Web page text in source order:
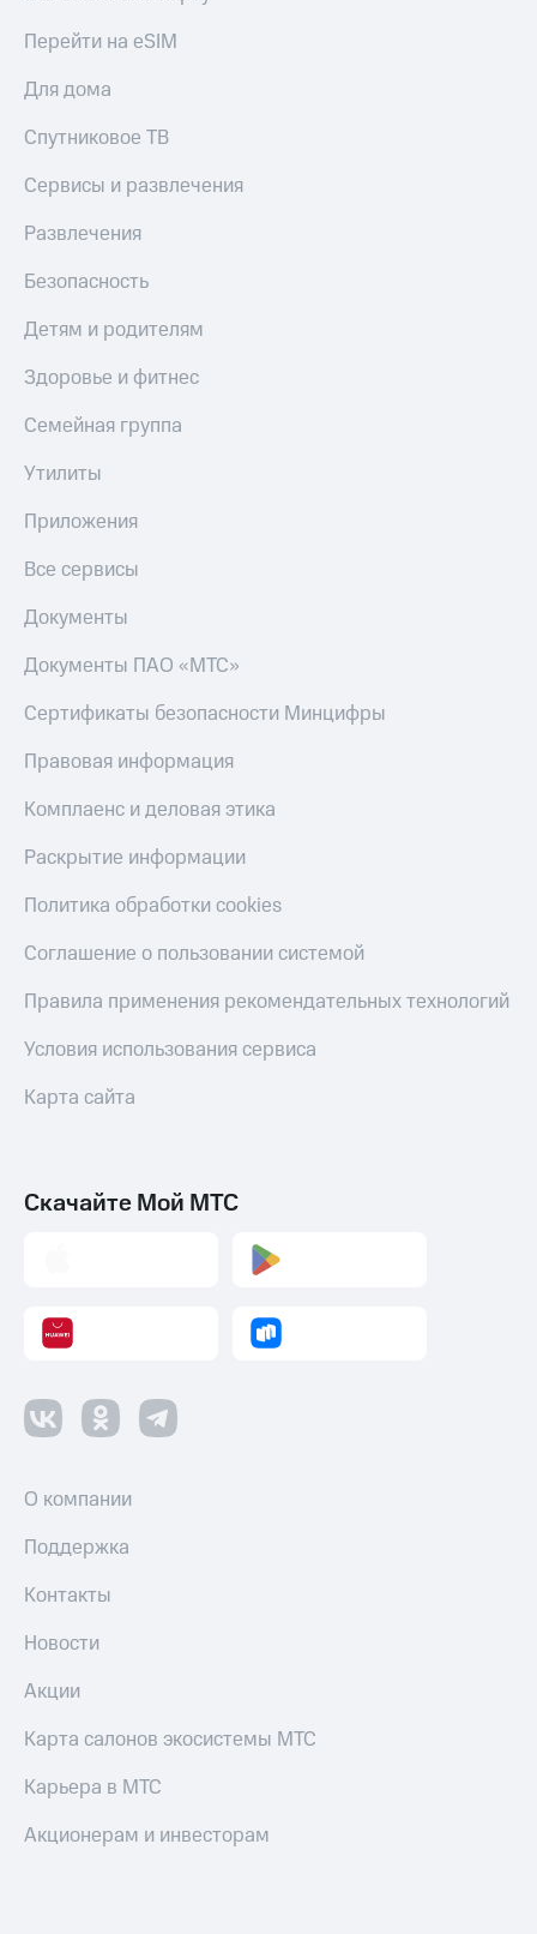
Перейти на eSIM
Для дома
Спутниковое ТВ
Сервисы и развлечения
Развлечения
Безопасность
Детям и родителям
Здоровье и фитнес
Семейная группа
Утилиты
Приложения
Все сервисы
Документы
Документы ПАО «МТС»
Сертификаты безопасности Минцифры
Правовая информация
Комплаенс и деловая этика
Раскрытие информации
Политика обработки cookies
Соглашение о пользовании системой
Правила применения рекомендательных технологий
Условия использования сервиса
Карта сайта
Скачайте Мой МТС
О компании
Поддержка
Контакты
Новости
Акции
Карта салонов экосистемы МТС
Карьера в МТС
Акционерам и инвесторам